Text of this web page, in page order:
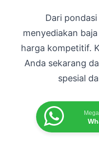
Dari
menyediakan
harga kompetitif.
Anda sekarang
spesial